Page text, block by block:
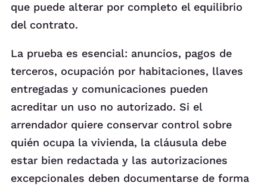
que puede alterar por completo el equilibrio
del contrato.
La prueba es esencial: anuncios, pagos de
terceros, ocupación por habitaciones, llaves
entregadas y comunicaciones pueden
acreditar un uso no autorizado. Si el
arrendador quiere conservar control sobre
quién ocupa la vivienda, la cláusula debe
estar bien redactada y las autorizaciones
excepcionales deben documentarse de forma